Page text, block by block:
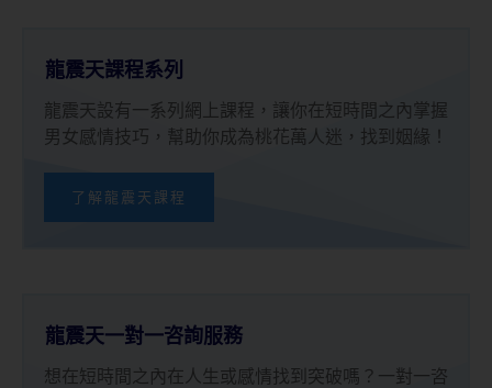
龍震天課程系列
龍震天設有一系列網上課程，讓你在短時間之內掌握
男女感情技巧，幫助你成為桃花萬人迷，找到姻緣！
了解龍震天課程
龍震天一對一咨詢服務
想在短時間之內在人生或感情找到突破嗎？一對一咨